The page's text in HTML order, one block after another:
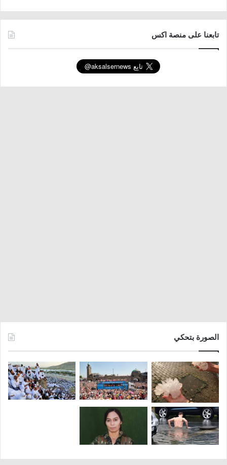
تابعنا على منصة اكس
الصورة بتحكي